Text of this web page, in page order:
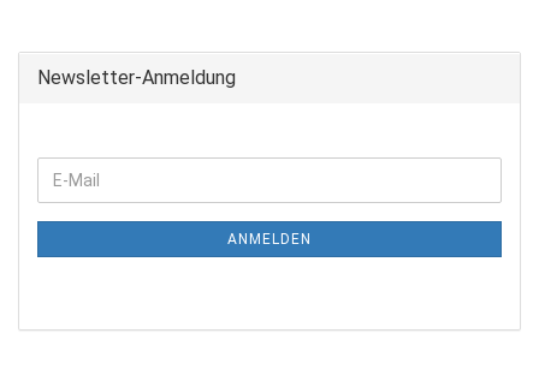
Newsletter-Anmeldung
ANMELDEN